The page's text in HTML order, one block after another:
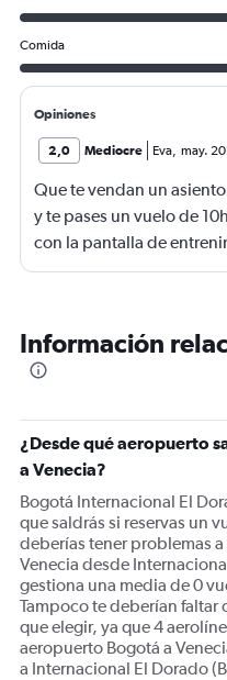
Comida
Opiniones
2,0 Mediocre Eva, may.
Que te vendan un
y te pases un vuelo de
con la pantalla de
bloqueada cada
Información
¿Desde qué aeropuerto
a Venecia?
Bogotá Internacional El
que saldrás si reservas un
deberías tener problemas
Venecia desde
gestiona una media de 0
Tampoco te deberían faltar
que elegir, ya que 4
aeropuerto Bogotá a
a Internacional El Dorado